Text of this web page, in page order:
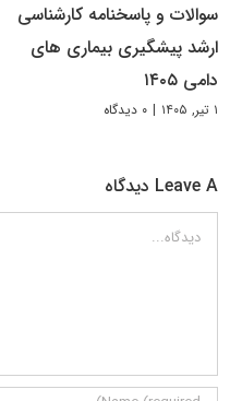
سوالات و پاسخنامه کارشناسی
ارشد پیشگیری بیماری های
دامی ۱۴۰۵
۱ تیر, ۱۴۰۵ | ۰ دیدگاه
Leave A دیدگاه
دیدگاه